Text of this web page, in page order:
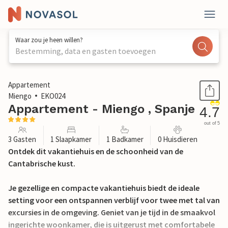
Waar zou je heen willen?
Bestemming, data en gasten toevoegen
1 / 14
Appartement
Miengo
EKO024
Appartement - Miengo , Spanje 4.7
out of 5
3 Gasten 1 Slaapkamer 1 Badkamer 0 Huisdieren
Ontdek dit vakantiehuis en de schoonheid van de
Cantabrische kust.
Je gezellige en compacte vakantiehuis biedt de ideale
setting voor een ontspannen verblijf voor twee met tal van
excursies in de omgeving. Geniet van je tijd in de smaakvol
ingerichte woonkamer, die is uitgerust met comfortabele